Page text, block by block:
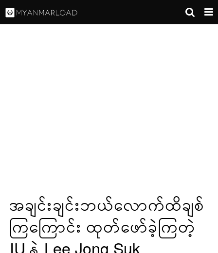
အချင်းချင်းဘယ်လောက်ထိချစ်
ကြကြောင်း ထုတ်ဖော်ခဲ့ကြတဲ့
IU နဲ့ Lee Jong Suk